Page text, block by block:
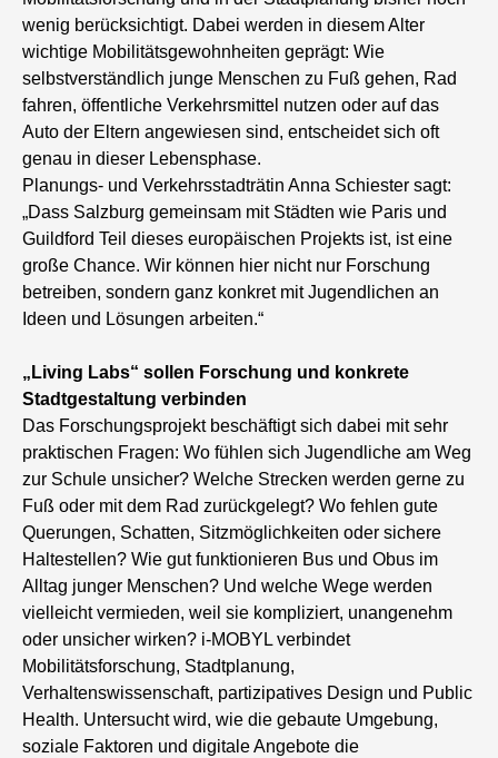
wenig berücksichtigt. Dabei werden in diesem Alter
wichtige Mobilitätsgewohnheiten geprägt: Wie
selbstverständlich junge Menschen zu Fuß gehen, Rad
fahren, öffentliche Verkehrsmittel nutzen oder auf das
Auto der Eltern angewiesen sind, entscheidet sich oft
genau in dieser Lebensphase.
Planungs- und Verkehrsstadträtin Anna Schiester sagt:
„Dass Salzburg gemeinsam mit Städten wie Paris und
Guildford Teil dieses europäischen Projekts ist, ist eine
große Chance. Wir können hier nicht nur Forschung
betreiben, sondern ganz konkret mit Jugendlichen an
Ideen und Lösungen arbeiten.“
„Living Labs“ sollen Forschung und konkrete
Stadtgestaltung verbinden
Das Forschungsprojekt beschäftigt sich dabei mit sehr
praktischen Fragen: Wo fühlen sich Jugendliche am Weg
zur Schule unsicher? Welche Strecken werden gerne zu
Fuß oder mit dem Rad zurückgelegt? Wo fehlen gute
Querungen, Schatten, Sitzmöglichkeiten oder sichere
Haltestellen? Wie gut funktionieren Bus und Obus im
Alltag junger Menschen? Und welche Wege werden
vielleicht vermieden, weil sie kompliziert, unangenehm
oder unsicher wirken? i-MOBYL verbindet
Mobilitätsforschung, Stadtplanung,
Verhaltenswissenschaft, partizipatives Design und Public
Health. Untersucht wird, wie die gebaute Umgebung,
soziale Faktoren und digitale Angebote die